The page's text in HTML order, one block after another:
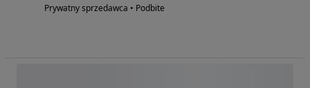
Prywatny sprzedawca • Podbite